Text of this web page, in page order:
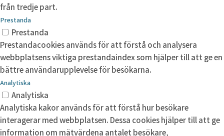
från tredje part.
Prestanda
Prestanda
Prestandacookies används för att förstå och analysera
webbplatsens viktiga prestandaindex som hjälper till att ge en
bättre användarupplevelse för besökarna.
Analytiska
Analytiska
Analytiska kakor används för att förstå hur besökare
interagerar med webbplatsen. Dessa cookies hjälper till att ge
information om mätvärdena antalet besökare,